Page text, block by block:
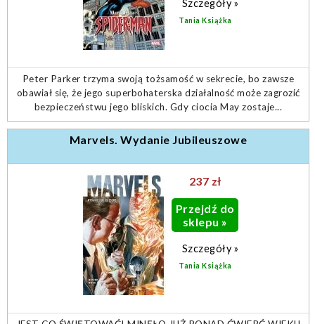
Szczegóły »
Tania Książka
Peter Parker trzyma swoją tożsamość w sekrecie, bo zawsze
obawiał się, że jego superbohaterska działalność może zagrozić
bezpieczeństwu jego bliskich. Gdy ciocia May zostaje...
Marvels. Wydanie Jubileuszowe
237 zł
Przejdź do
sklepu »
Szczegóły »
Tania Książka